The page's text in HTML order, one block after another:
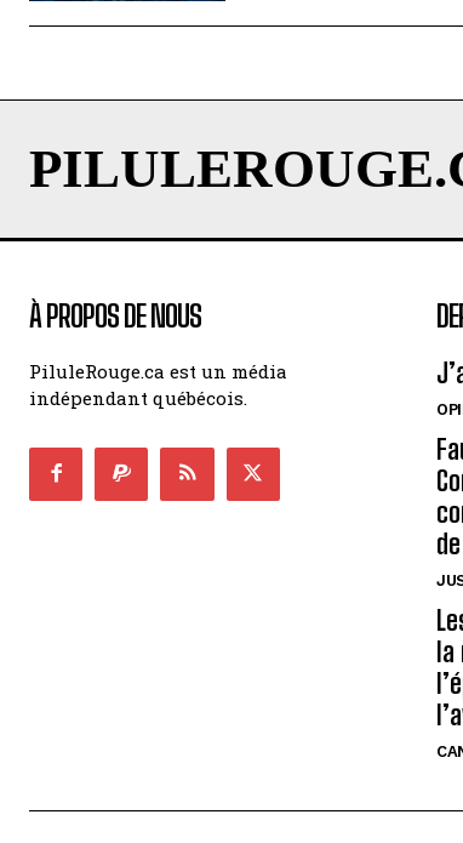
À PROPOS DE NOUS
PiluleRouge.ca est un média
indépendant québécois.
la